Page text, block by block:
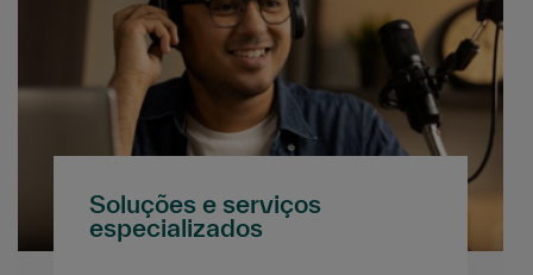
Soluções e serviços
especializados